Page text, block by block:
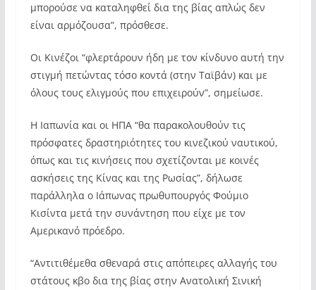
μπορούσε να καταληφθεί δια της βίας απλώς δεν
είναι αρμόζουσα”, πρόσθεσε.
Οι Κινέζοι “φλερτάρουν ήδη με τον κίνδυνο αυτή την
στιγμή πετώντας τόσο κοντά (στην Ταϊβάν) και με
όλους τους ελιγμούς που επιχειρούν”, σημείωσε.
Η Ιαπωνία και οι ΗΠΑ “θα παρακολουθούν τις
πρόσφατες δραστηριότητες του κινεζικού ναυτικού,
όπως και τις κινήσεις που σχετίζονται με κοινές
ασκήσεις της Κίνας και της Ρωσίας”, δήλωσε
παράλληλα ο Ιάπωνας πρωθυπουργός Φούμιο
Κισίντα μετά την συνάντηση που είχε με τον
Αμερικανό πρόεδρο.
“Αντιτιθέμεθα σθεναρά στις απόπειρες αλλαγής του
στάτους κβο δια της βίας στην Ανατολική Σινική